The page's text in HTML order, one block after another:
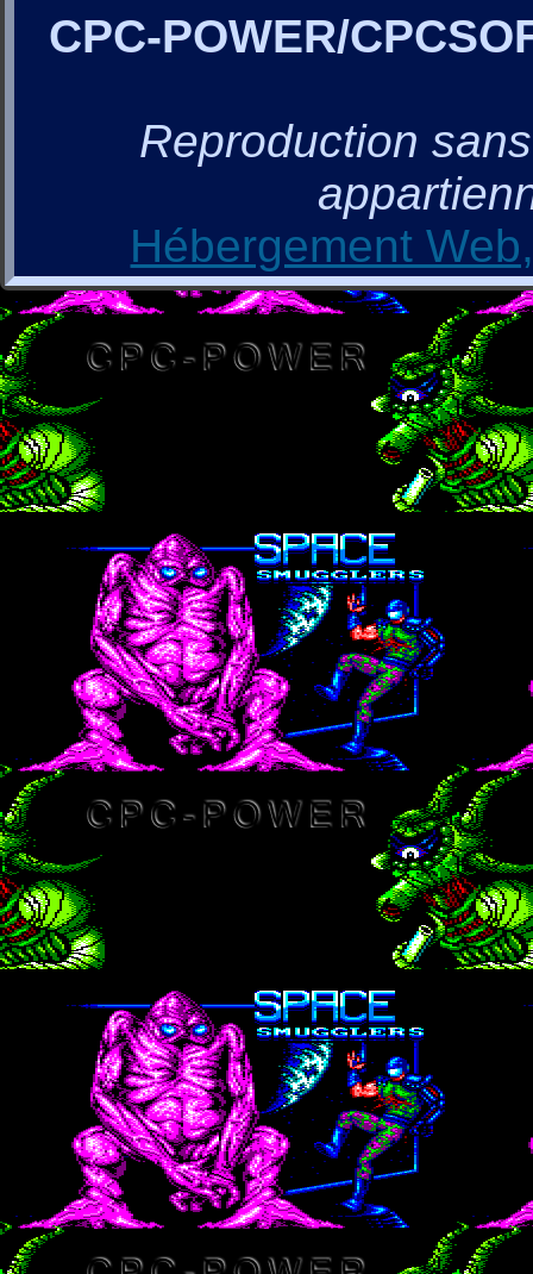
CPC-POWER/
Reproduction
Hébergement